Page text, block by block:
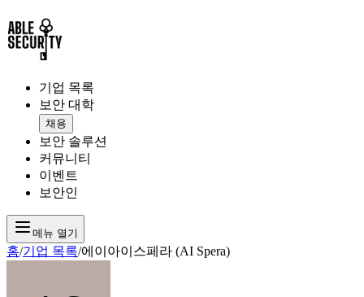
기업 목록
보안 대학
채용
보안 솔루션
커뮤니티
이벤트
보안인
메뉴 열기
홈/기업 목록/에이아이스페라 (AI Spera)